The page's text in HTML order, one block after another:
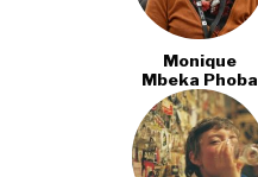
Monique
Mbeka Phoba